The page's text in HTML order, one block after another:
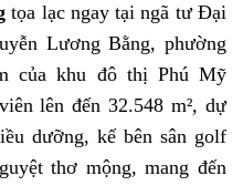
tọa lạc ngay tại ngã tư Đại
Lương Bằng, phường
của khu đô thị Phú Mỹ
lên đến 32.548 m², dự
dưỡng, kế bên sân golf
thơ mộng, mang đến